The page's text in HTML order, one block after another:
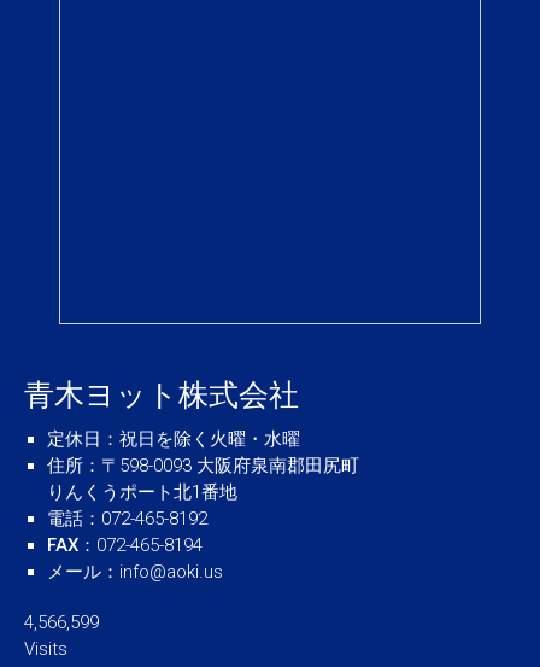
青木ヨット株式会社
定休日 ：祝日を除く火曜・水曜
住所 ：〒598-0093 大阪府泉南郡田尻町
りんくうポート北1番地
電話 ：072-465-8192
FAX ：072-465-8194
メール ： info@aoki.us
4,566,599
Visits